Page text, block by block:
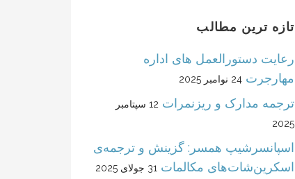
تازه ترین مطالب
رعایت دستورالعمل های اداره
مهارجرت 24 نوامبر 2025
ترجمه مدارک و ریزنمرات
12 سپتامبر
2025
اسپانسرشیپ همسر: گزینش و ترجمه‌ی
اسکرین‌شات‌های مکالمات 31 جولای 2025